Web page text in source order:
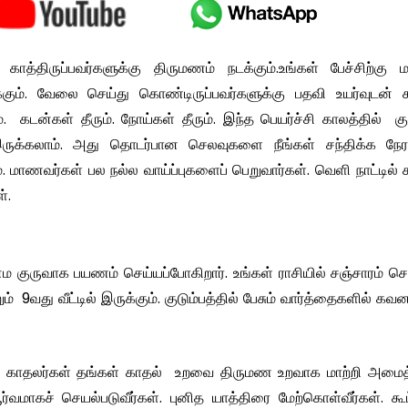
திருமணம் நடக்கும்.உங்கள் பேச்சிற்கு
வேலை செய்து கொண்டிருப்பவர்களுக்கு பதவி உயர்வுடன்
கடன்கள் தீரும். நோய்கள் தீரும். இந்த பெயர்ச்சி காலத்தில்
அது தொடர்பான செலவுகளை நீங்கள் சந்திக்க
பல நல்ல வாய்ப்புகளைப் பெறுவார்கள். வெளி நாட்டில்
பயணம் செய்யப்போகிறார். உங்கள் ராசியில் சஞ்சாரம்
9வது வீட்டில் இருக்கும். குடும்பத்தில் பேசும் வார்த்தைகளில்
காதலர்கள் தங்கள் காதல் உறவை திருமண உறவாக மாற்றி
செயல்படுவீர்கள். புனித யாத்திரை மேற்கொள்வீர்கள்.